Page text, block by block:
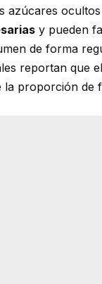
azúcares
y pueden
de forma
reportan que
la proporción de